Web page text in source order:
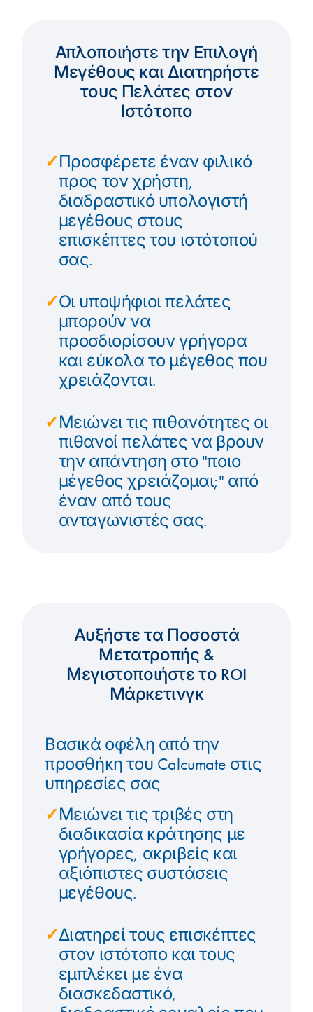
Απλοποιήστε την Επιλογή
Μεγέθους και Διατηρήστε
τους Πελάτες στον
Ιστότοπο
✓Προσφέρετε έναν φιλικό
προς τον χρήστη,
διαδραστικό υπολογιστή
μεγέθους στους
επισκέπτες του ιστότοπού
σας.
✓Οι υποψήφιοι πελάτες
μπορούν να
προσδιορίσουν γρήγορα
και εύκολα το μέγεθος που
χρειάζονται.
✓Μειώνει τις πιθανότητες οι
πιθανοί πελάτες να βρουν
την απάντηση στο "ποιο
μέγεθος χρειάζομαι;" από
έναν από τους
ανταγωνιστές σας.
Αυξήστε τα Ποσοστά
Μετατροπής &
Μεγιστοποιήστε το ROI
Μάρκετινγκ
Βασικά οφέλη από την
προσθήκη του Calcumate στις
υπηρεσίες σας
✓Μειώνει τις τριβές στη
διαδικασία κράτησης με
γρήγορες, ακριβείς και
αξιόπιστες συστάσεις
μεγέθους.
✓Διατηρεί τους επισκέπτες
στον ιστότοπο και τους
εμπλέκει με ένα
διασκεδαστικό,